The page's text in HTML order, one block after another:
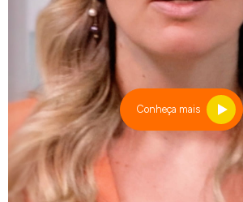
Conheça mais